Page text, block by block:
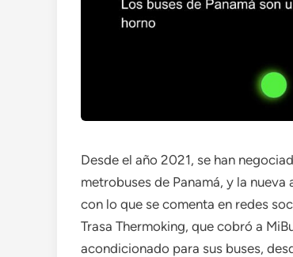
Desde el año 2021, se han
metrobuses de Panamá, y la
con lo que se comenta en redes
Trasa Thermoking, que cobró a
acondicionado para sus buses,